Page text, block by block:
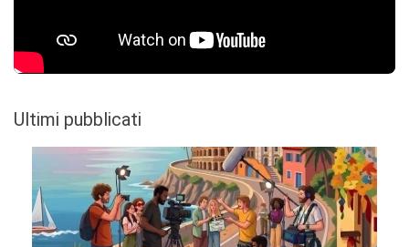
Ultimi pubblicati